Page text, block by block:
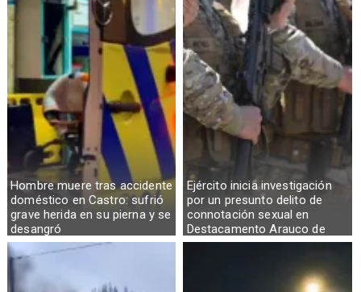
Hombre muere tras accidente
doméstico en Castro: sufrió
grave herida en su pierna y se
desangró
Ejército inicia investigación
por un presunto delito de
connotación sexual en
Destacamento Arauco de
Osorno